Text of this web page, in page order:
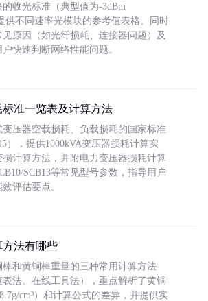
收光标准（典型值为-3dBm
供不同速率光模块的参考值表格。同时
原因（如光纤损耗、连接器问题）及
快速判断网络性能问题。
准一览表及计算方法
压器空载损耗、负载损耗的国家标准
），提供1000kVA变压器损耗计算实
计算方法，并附电力变压器损耗计算
SCB13等常见型号参数，指导用户
评估要点。
法有哪些
和黄铜棒重量的三种常用计算方法
表法、在线工具法），重点解析了黄铜
cm³）和计算公式的差异，并提供实